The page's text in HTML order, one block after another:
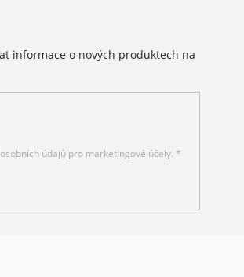
informace o nových produktech na
údajů pro marketingové účely. *